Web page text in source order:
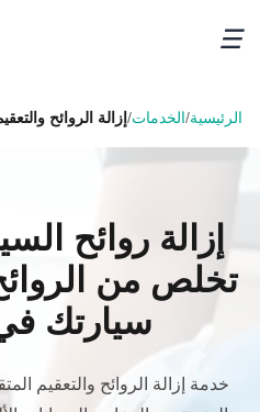
☰
الرئيسية/الخدمات/ إزالة الروائح
إزالة روائح
تخلص من
سيارتك
خدمة إزالة الروائح والتعقيم